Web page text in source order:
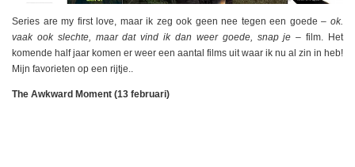
Series are my first love, maar ik zeg ook geen nee tegen een goede– ok.
vaak ook slechte, maar dat vind ik dan weer goede, snap je – film. Het
komende half jaar komen er weer een aantal films uit waar ik nu al zin in heb!
Mijn favorieten op een rijtje..
The Awkward Moment (13 februari)